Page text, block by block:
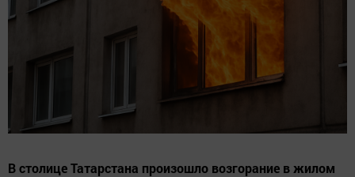
В столице Татарстана произошло возгорание в жилом